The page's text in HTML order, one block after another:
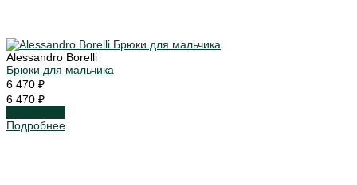
Alessandro Borelli
Брюки для мальчика
6 470 ₽
6 470 ₽
Подробнее